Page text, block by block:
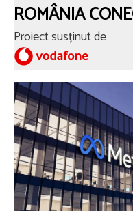
ROMÂNIA
Proiect susținut de